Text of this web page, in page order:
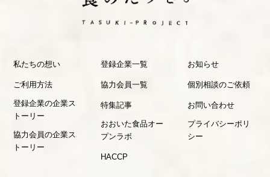
私たちの想い
ご利用方法
登録企業の企業ス
トーリー
協力会員の企業ス
トーリー
登録企業一覧
協力会員一覧
特集記事
おおいた食品オー
プンラボ
HACCP
お知らせ
個別相談のご依頼
お問い合わせ
プライバシーポリ
シー